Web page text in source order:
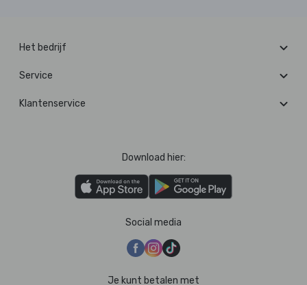
Het bedrijf
Service
Klantenservice
Download hier:
Social media
Je kunt betalen met